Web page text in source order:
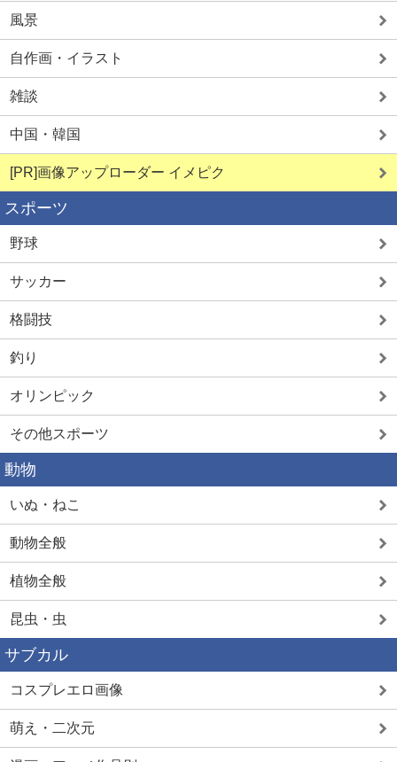
風景
自作画・イラスト
雑談
中国・韓国
[PR]画像アップローダー イメピク
スポーツ
野球
サッカー
格闘技
釣り
オリンピック
その他スポーツ
動物
いぬ・ねこ
動物全般
植物全般
昆虫・虫
サブカル
コスプレエロ画像
萌え・二次元